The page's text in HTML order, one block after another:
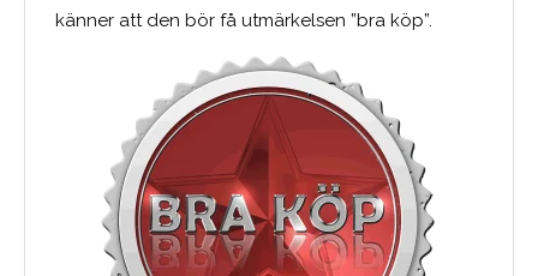
känner att den bör få utmärkelsen ”bra köp”.